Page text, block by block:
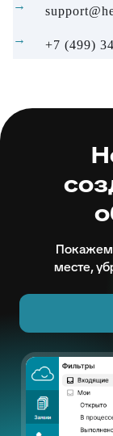
+7 (499)
Покажем,
месте,